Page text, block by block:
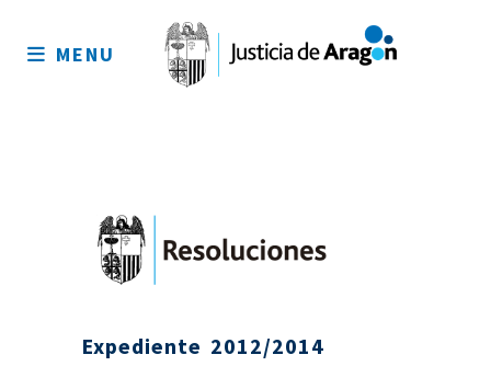
sitio
MENU
Expediente 2012/2014